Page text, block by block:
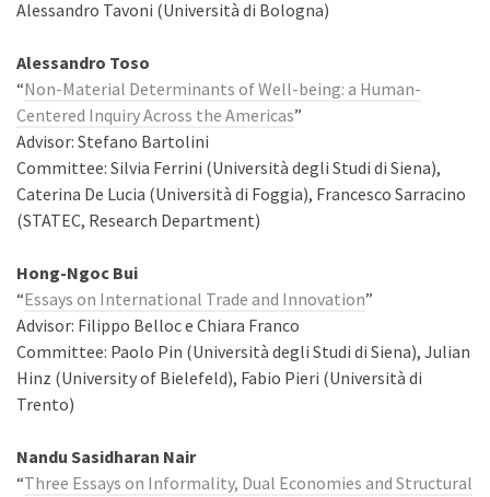
Alessandro Tavoni (Università di Bologna)
Alessandro Toso
“Non-Material Determinants of Well-being: a Human-
Centered Inquiry Across the Americas”
Advisor: Stefano Bartolini
Committee: Silvia Ferrini (Università degli Studi di Siena),
Caterina De Lucia (Università di Foggia), Francesco Sarracino
(STATEC, Research Department)
Hong-Ngoc Bui
“Essays on International Trade and Innovation”
Advisor: Filippo Belloc e Chiara Franco
Committee: Paolo Pin (Università degli Studi di Siena), Julian
Hinz (University of Bielefeld), Fabio Pieri (Università di
Trento)
Nandu Sasidharan Nair
“Three Essays on Informality, Dual Economies and Structural